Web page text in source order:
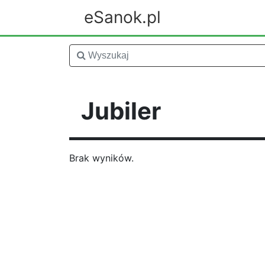
eSanok.pl
Jubiler
Brak wyników.